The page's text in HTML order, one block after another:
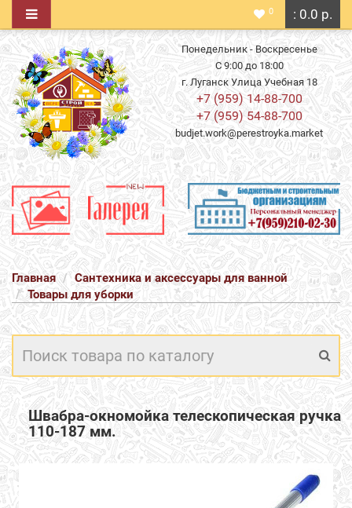
: 0.0 р.
0
Понедельник - Воскресенье
С 9:00 до 18:00
г. Луганск Улица Учебная 18
+7 (959) 14-88-700
+7 (959) 54-88-700
budjet.work@perestroyka.market
Главная
Сантехника и аксессуары для ванной
Товары для уборки
Швабра-окномойка телескопическая ручка
110-187 мм.